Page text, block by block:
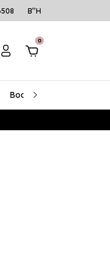
B’’H
0
Bodys